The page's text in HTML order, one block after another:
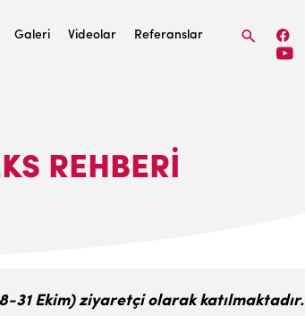
Galeri Videolar
Referanslar
REHBERI
31 Ekim) ziyaretçi olarak katılmaktadır.